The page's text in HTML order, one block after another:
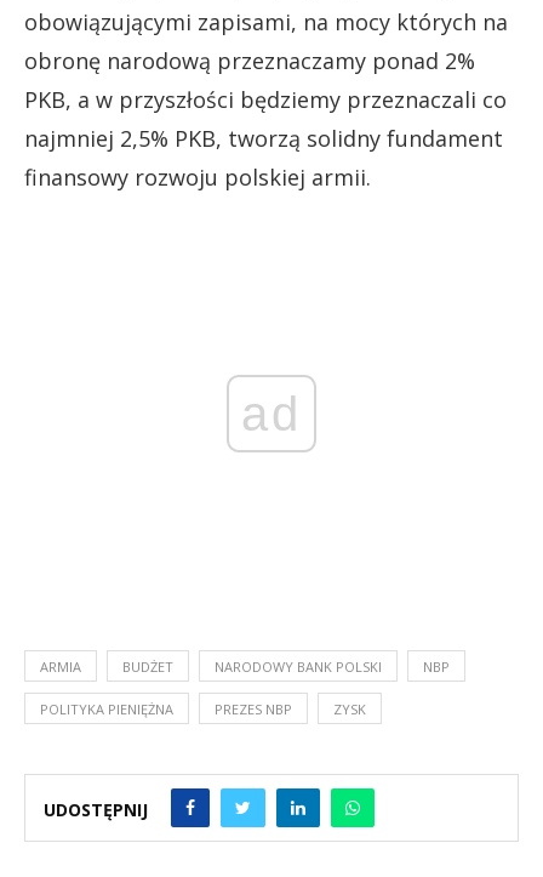
obowiązującymi zapisami, na mocy których na
obronę narodową przeznaczamy ponad 2%
PKB, a w przyszłości będziemy przeznaczali co
najmniej 2,5% PKB, tworzą solidny fundament
finansowy rozwoju polskiej armii.
ad
ARMIA BUDŻET NARODOWY BANK POLSKI NBP
POLITYKA PIENIĘŻNA PREZES NBP ZYSK
UDOSTĘPNIJ